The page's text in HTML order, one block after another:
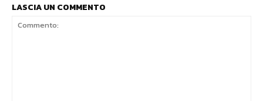
LASCIA UN COMMENTO